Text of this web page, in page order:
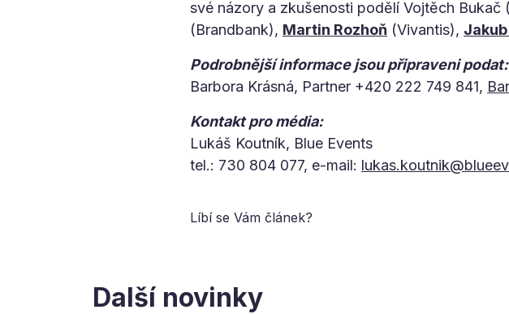
své názory a zkušenosti podělí Vojtěch
(Brandbank), Martin Rozhoň (Vivantis),
Podrobnější informace jsou připraveni podat:
Barbora Krásná, Partner +420 222 749 841,
Kontakt pro média:
Lukáš Koutník, Blue Events
tel.: 730 804 077, e-mail:
Líbí se Vám článek?
Další novinky